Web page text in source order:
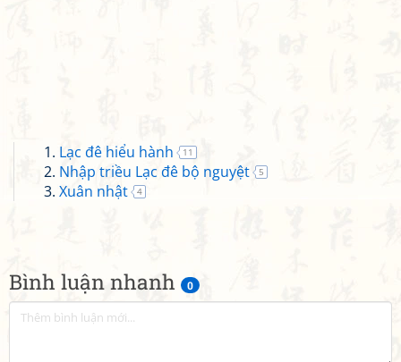
Bình luận nhanh 0
Lạc đê hiểu hành 11
Nhập triều Lạc đê bộ nguyệt 5
Xuân nhật 4